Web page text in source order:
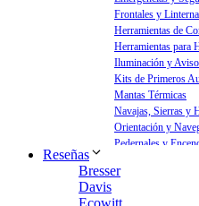
Frontales y
Herramientas de
Herramientas para
Iluminación y Aviso
Kits de Primeros
Mantas Térmicas
Navajas, Sierras y
Orientación y
Pedernales y
Aves y Jardín
Bebederos para Aves
Reseñas
Bresser
Davis
Ecowitt